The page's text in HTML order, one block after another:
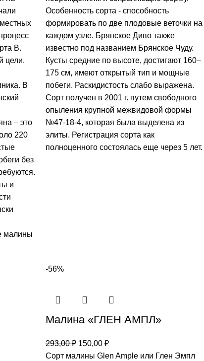
В.
цели.
В
– это
220
без
и
малины
Особенность сорта - способность
формировать по две плодовые веточки на
каждом узле. Брянское Диво также
известно под названием Брянское Чуду.
Кусты средние по высоте, достигают 160–
175 см, имеют открытый тип и мощные
побеги. Раскидистость слабо выражена.
Сорт получен в 2001 г. путем свободного
опыления крупной межвидовой формы
№47-18-4, которая была выделена из
элиты. Регистрация сорта как
полноценного состоялась еще через 5 лет.
-56%
Малина «ГЛЕН АМПЛ»
293,00₽ 150,00 ₽
Сорт малины Glen Ample или Глен Эмпл